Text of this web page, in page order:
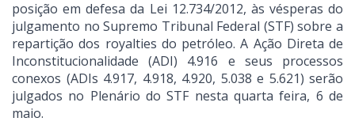
posição em defesa da Lei 12.734/2012, às vésperas do
julgamento no Supremo Tribunal Federal (STF) sobre a
repartição dos royalties do petróleo. A Ação Direta de
Inconstitucionalidade (ADI) 4.916 e seus processos
conexos (ADIs 4.917, 4.918, 4.920, 5.038 e 5.621) serão
julgados no Plenário do STF nesta quarta feira, 6 de
maio.